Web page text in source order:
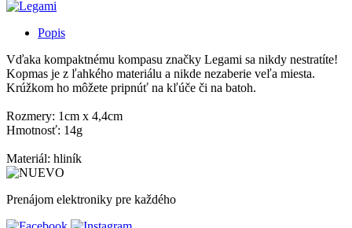
Popis
Vďaka kompaktnému kompasu značky Legami sa nikdy nestratíte!
Kopmas je z ľahkého materiálu a nikde nezaberie veľa miesta.
Krúžkom ho môžete pripnúť na kľúče či na batoh.
Rozmery: 1cm x 4,4cm
Hmotnosť: 14g
Materiál: hliník
Prenájom elektroniky pre každého